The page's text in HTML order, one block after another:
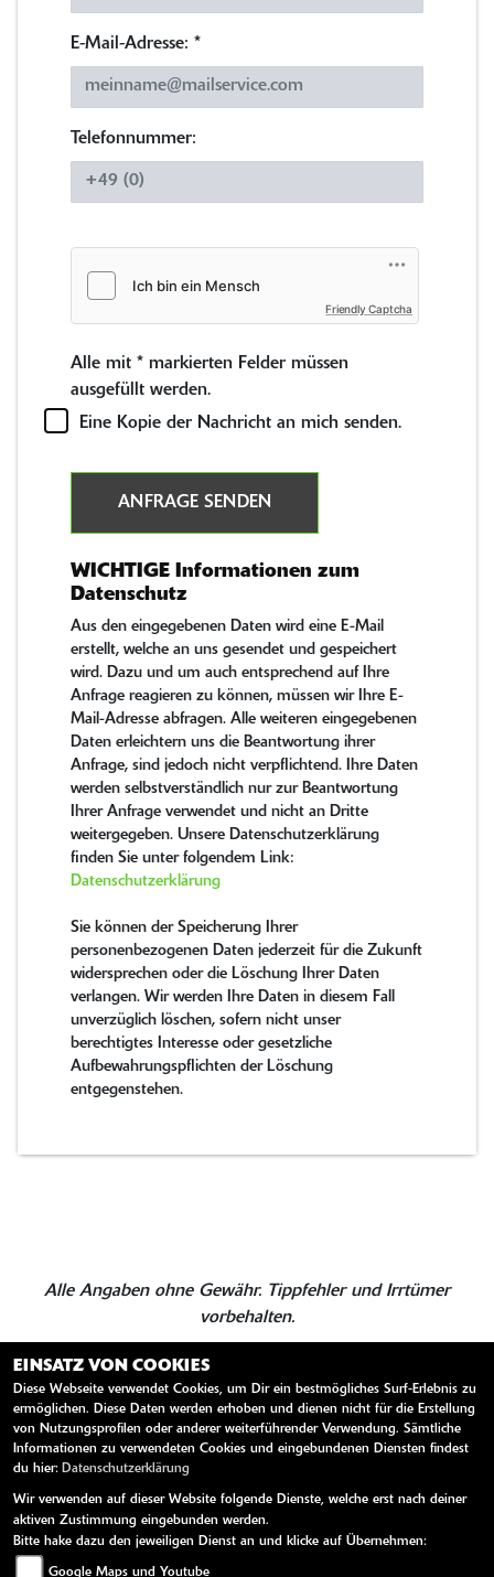
E-Mail-Adresse: *
Telefonnummer:
Friendly Captcha
Alle mit * markierten Felder müssen
ausgefüllt werden.
Eine Kopie der Nachricht an mich senden.
ANFRAGE SENDEN
WICHTIGE Informationen zum
Datenschutz
Aus den eingegebenen Daten wird eine E-Mail
erstellt, welche an uns gesendet und gespeichert
wird. Dazu und um auch entsprechend auf Ihre
Anfrage reagieren zu können, müssen wir Ihre E-
Mail-Adresse abfragen. Alle weiteren eingegebenen
Daten erleichtern uns die Beantwortung ihrer
Anfrage, sind jedoch nicht verpflichtend. Ihre Daten
werden selbstverständlich nur zur Beantwortung
Ihrer Anfrage verwendet und nicht an Dritte
weitergegeben. Unsere Datenschutzerklärung
finden Sie unter folgendem Link:
Datenschutzerklärung
Sie können der Speicherung Ihrer
personenbezogenen Daten jederzeit für die Zukunft
widersprechen oder die Löschung Ihrer Daten
verlangen. Wir werden Ihre Daten in diesem Fall
unverzüglich löschen, sofern nicht unser
berechtigtes Interesse oder gesetzliche
Aufbewahrungspflichten der Löschung
entgegenstehen.
Alle Angaben ohne Gewähr. Tippfehler und Irrtümer
vorbehalten.
ZURÜCK TEILEN
EINSATZ VON COOKIES
Diese Webseite verwendet Cookies, um Dir ein bestmögliches Surf-Erlebnis zu
ermöglichen. Diese Daten werden erhoben und dienen nicht für die Erstellung
von Nutzungsprofilen oder anderer weiterführender Verwendung. Sämtliche
Informationen zu verwendeten Cookies und eingebundenen Diensten findest
du hier: Datenschutzerklärung
Wir verwenden auf dieser Website folgende Dienste, welche erst nach deiner
aktiven Zustimmung eingebunden werden.
Bitte hake dazu den jeweiligen Dienst an und klicke auf Übernehmen:
Google Maps und Youtube